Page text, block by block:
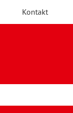
Kontakt